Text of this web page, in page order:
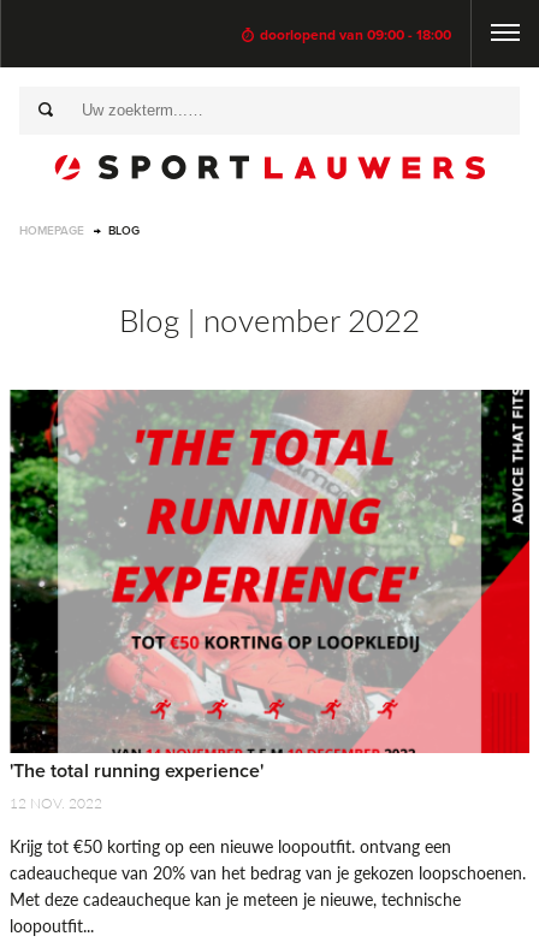
doorlopend van 09:00 - 18:00
HOMEPAGE BLOG
Blog | november 2022
'The total running experience'
12 NOV. 2022
Krijg tot €50 korting op een nieuwe loopoutfit. ontvang een
cadeaucheque van 20% van het bedrag van je gekozen loopschoenen.
Met deze cadeaucheque kan je meteen je nieuwe, technische
loopoutfit...